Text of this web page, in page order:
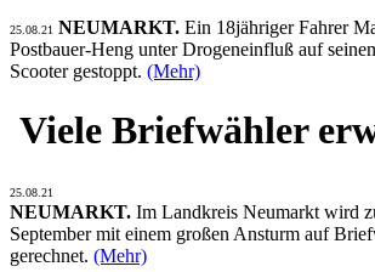
25.08.21 NEUMARKT. Ein 18jähriger Fahrer
Postbauer-Heng unter Drogeneinfluß auf
Scooter gestoppt. (Mehr)
Viele Briefwähler
25.08.21
NEUMARKT. Im Landkreis Neumarkt wird
September mit einem großen Ansturm auf
gerechnet. (Mehr)